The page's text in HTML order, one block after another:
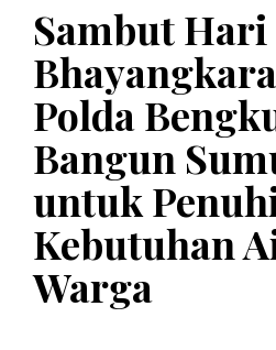
Sambut Hari
Polda
Bangun
untuk
Kebutuhan
Warga